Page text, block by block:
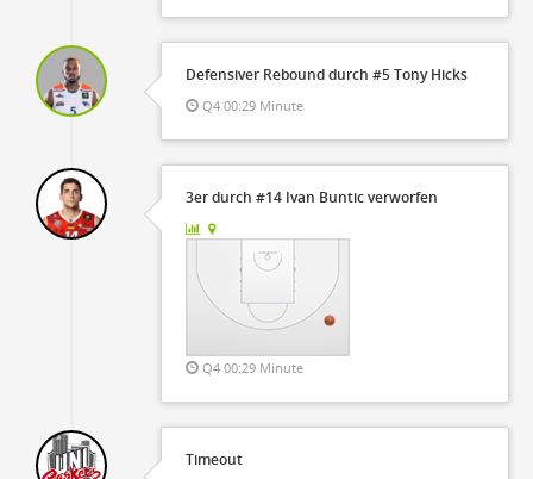
Defensiver Rebound durch #5 Tony Hicks
Q4 00:29 Minute
3er durch #14 Ivan Buntic verworfen
Q4 00:29 Minute
Timeout